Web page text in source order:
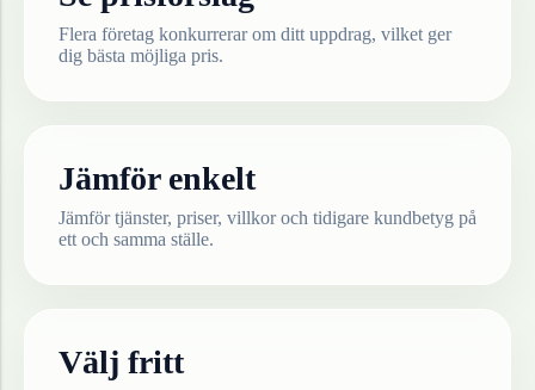
Flera företag konkurrerar om ditt uppdrag, vilket ger
dig bästa möjliga pris.
Jämför enkelt
Jämför tjänster, priser, villkor och tidigare kundbetyg på
ett och samma ställe.
Välj fritt